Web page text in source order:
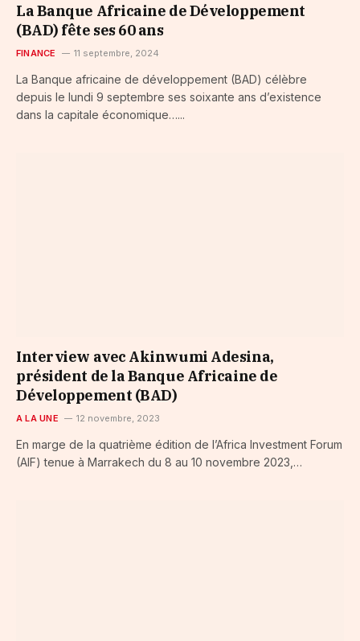
La Banque Africaine de Développement
(BAD) fête ses 60 ans
FINANCE 11 septembre, 2024
La Banque africaine de développement (BAD) célèbre
depuis le lundi 9 septembre ses soixante ans d’existence
dans la capitale économique…...
Interview avec Akinwumi Adesina,
président de la Banque Africaine de
Développement (BAD)
A LA UNE 12 novembre, 2023
En marge de la quatrième édition de l’Africa Investment Forum
(AIF) tenue à Marrakech du 8 au 10 novembre 2023,…